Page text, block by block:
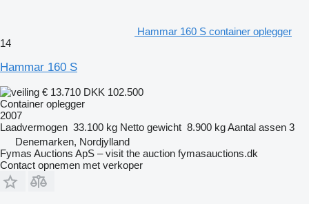
Hammar 160 S container oplegger
14
Hammar 160 S
€ 13.710 DKK 102.500
Container oplegger
2007
Laadvermogen 33.100 kg Netto gewicht 8.900 kgAantal assen 3
Denemarken, Nordjylland
Fymas Auctions ApS – visit the auction fymasauctions.dk
Contact opnemen met verkoper